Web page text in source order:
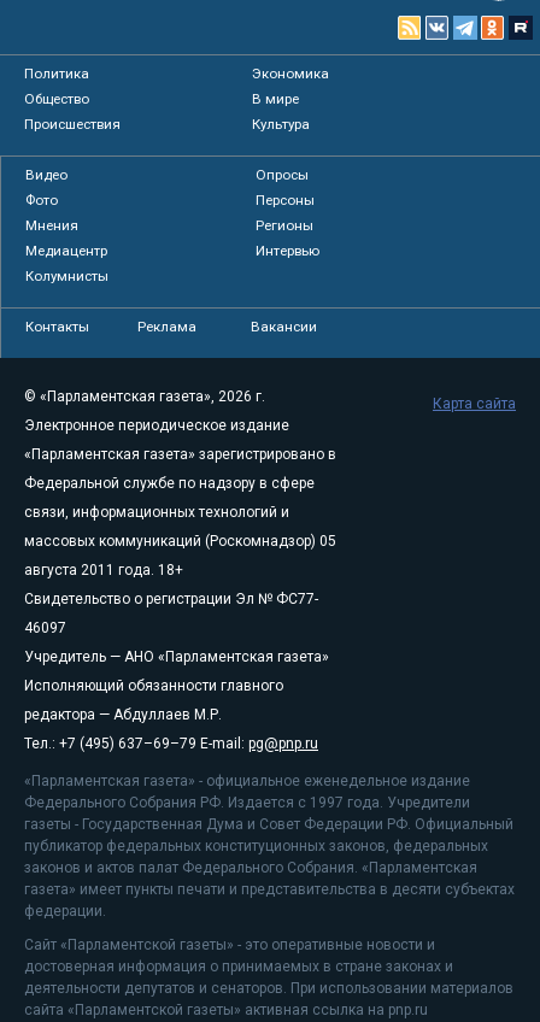
Политика
Экономика
Общество
В мире
Происшествия
Культура
Видео
Опросы
Фото
Персоны
Мнения
Регионы
Медиацентр
Интервью
Колумнисты
Контакты Реклама Вакансии
© «Парламентская газета», 2026 г.
Электронное периодическое издание
«Парламентская газета» зарегистрировано в
Федеральной службе по надзору в сфере
связи, информационных технологий и
массовых коммуникаций (Роскомнадзор) 05
августа 2011 года. 18+
Свидетельство о регистрации Эл № ФС77-
46097
Учредитель — АНО «Парламентская газета»
Исполняющий обязанности главного
редактора — Абдуллаев М.Р.
Тел.: +7 (495) 637–69–79 E-mail: pg@pnp.ru
«Парламентская газета» - официальное еженедельное издание
Федерального Собрания РФ. Издается с 1997 года. Учредители
газеты - Государственная Дума и Совет Федерации РФ. Официальный
публикатор федеральных конституционных законов, федеральных
законов и актов палат Федерального Собрания. «Парламентская
газета» имеет пункты печати и представительства в десяти субъектах
федерации.
Сайт «Парламентской газеты» - это оперативные новости и
достоверная информация о принимаемых в стране законах и
деятельности депутатов и сенаторов. При использовании материалов
сайта «Парламентской газеты» активная ссылка на pnp.ru
Карта сайта